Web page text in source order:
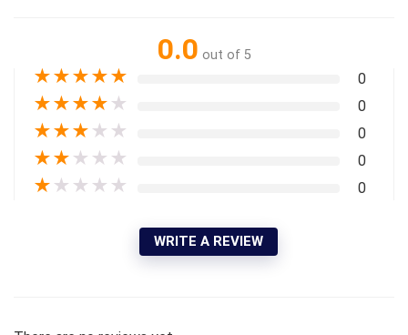
0.0 out of 5
★★★★★ 0
★★★★ ★ 0
★★★ ★ ★ 0
★★ ★ ★ ★ 0
★ ★ ★ ★ ★ 0
WRITE A REVIEW